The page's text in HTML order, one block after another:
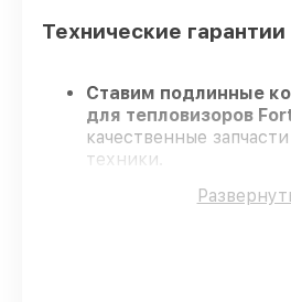
Технические
Ставим подлинные
для тепловизоров
качественные
техники.
серьезную проверку